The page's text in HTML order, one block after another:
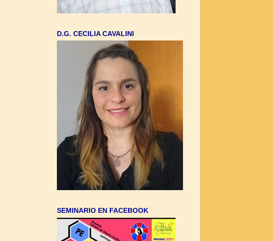
D.G. CECILIA CAVALINI
SEMINARIO EN FACEBOOK